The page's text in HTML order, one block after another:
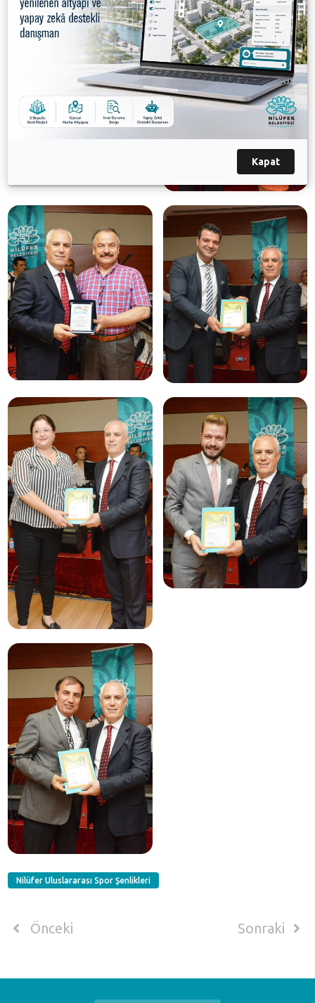
Nilüfer Uluslararası Spor Şenlikleri
Önceki Sonraki
Kapat